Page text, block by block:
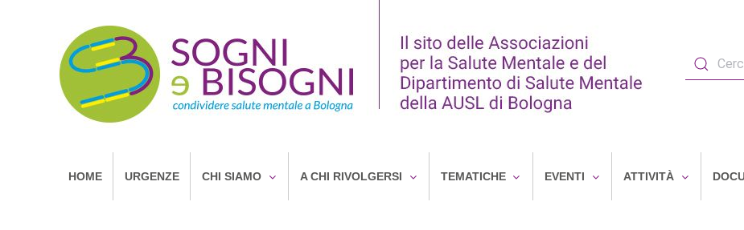
HOME URGENZE CHI SIAMO A CHI RIVOLGERSI TEMATICHE EVENTI ATTIVITÀ